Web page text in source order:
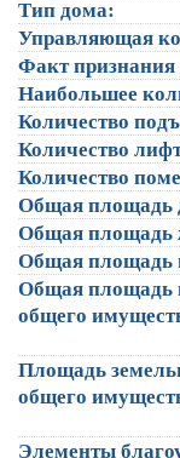
Тип дома:
Управляющая
Факт
Наибольшее
Количество
Количество
Количество
Общая площадь
Общая площадь
Общая площадь
Общая площадь
общего
Площадь
общего
Элементы